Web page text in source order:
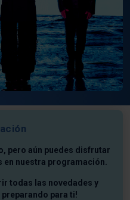
pero aún puedes disfrutar
en nuestra programación.
todas las novedades y
para ti!